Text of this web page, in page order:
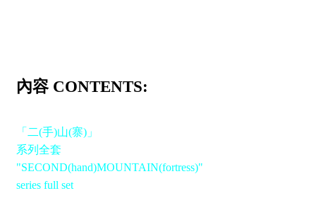
內容 CONTENTS:
「二(手)山(寨)」
系列全套
"SECOND(hand)MOUNTAIN(fortress)"
series full set